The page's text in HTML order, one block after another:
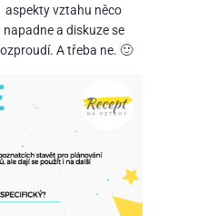
aspekty vztahu něco
napadne a diskuze se
A třeba ne. 🙂